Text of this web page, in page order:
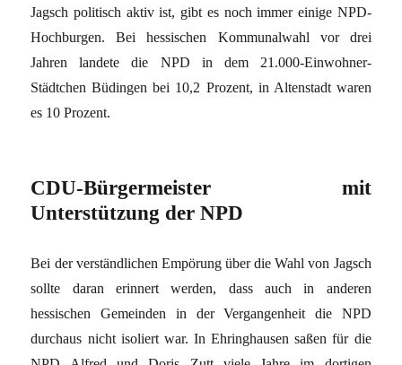
Jagsch politisch aktiv ist, gibt es noch immer einige NPD-
Hochburgen. Bei hessischen Kommunalwahl vor drei
Jahren landete die NPD in dem 21.000-Einwohner-
Städtchen Büdingen bei 10,2 Prozent, in Altenstadt waren
es 10 Prozent.
CDU-Bürgermeister mit
Unterstützung der NPD
Bei der verständlichen Empörung über die Wahl von Jagsch
sollte daran erinnert werden, dass auch in anderen
hessischen Gemeinden in der Vergangenheit die NPD
durchaus nicht isoliert war. In Ehringhausen saßen für die